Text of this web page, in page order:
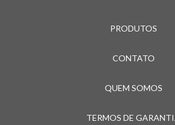
PRODUTOS
CONTATO
QUEM SOMOS
TERMOS DE